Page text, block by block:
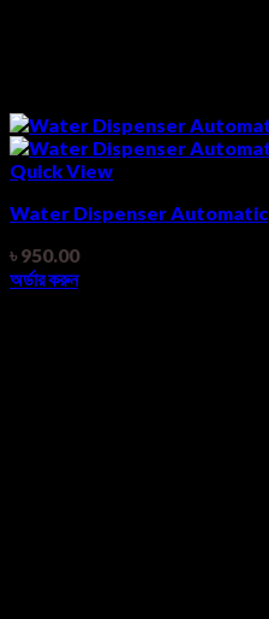
Quick View
Water Dispenser Automatic
৳ 950.00
অর্ডার করুন